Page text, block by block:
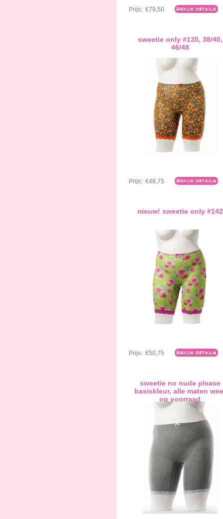
Prijs: €79,50 Bekijk details
sweetie only #135, 38/40,
46/48
Prijs: €48,75 Bekijk details
nieuw! sweetie only #142
Prijs: €50,75 Bekijk details
sweetie no nude please
basiskleur, alle maten
op voorraad